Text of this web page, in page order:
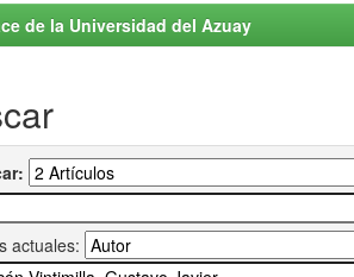
de la Universidad del Azuay
actuales: